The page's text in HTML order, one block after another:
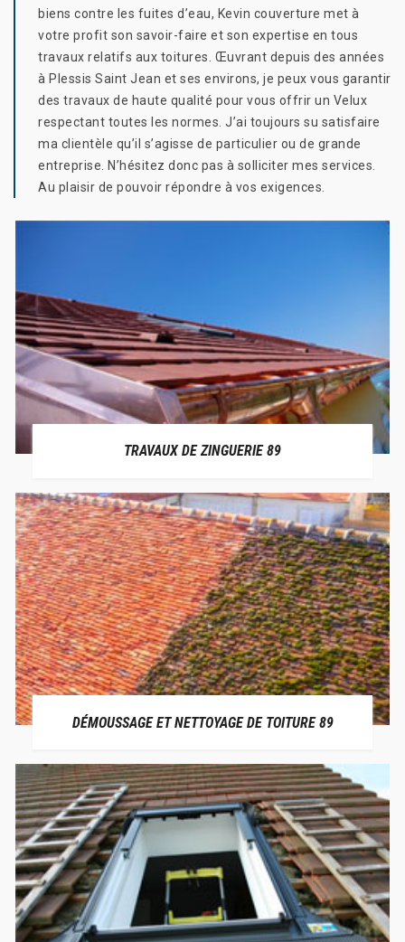
biens contre les fuites d’eau, Kevin couverture met à
votre profit son savoir-faire et son expertise en tous
travaux relatifs aux toitures. Œuvrant depuis des années
à Plessis Saint Jean et ses environs, je peux vous garantir
des travaux de haute qualité pour vous offrir un Velux
respectant toutes les normes. J’ai toujours su satisfaire
ma clientèle qu’il s’agisse de particulier ou de grande
entreprise. N’hésitez donc pas à solliciter mes services.
Au plaisir de pouvoir répondre à vos exigences.
TRAVAUX DE ZINGUERIE 89
DÉMOUSSAGE ET NETTOYAGE DE TOITURE 89